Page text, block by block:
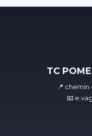
TC
📍 chemin
📧